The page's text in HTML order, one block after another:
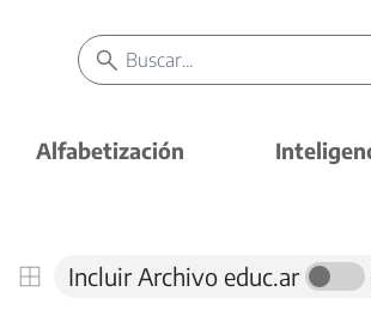
Alfabetización
Incluir Archivo educ.ar